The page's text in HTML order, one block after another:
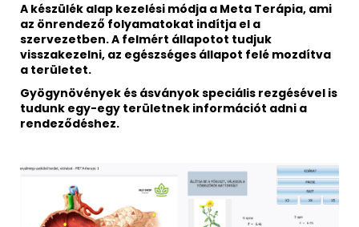
A készülék alap kezelési módja a Meta Terápia, ami
az önrendező folyamatokat indítja el a
szervezetben. A felmért állapotot tudjuk
visszakezelni, az egészséges állapot felé mozdítva
a területet.
Gyögynövények és ásványok speciális rezgésével is
tudunk egy-egy területnek információt adni a
rendeződéshez.